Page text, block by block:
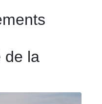
de la